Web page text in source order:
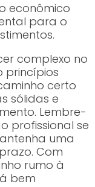
econômico
para o
complexo no
princípios
certo
sólidas e
Lembre-
profissional se
uma
Com
rumo à
bem